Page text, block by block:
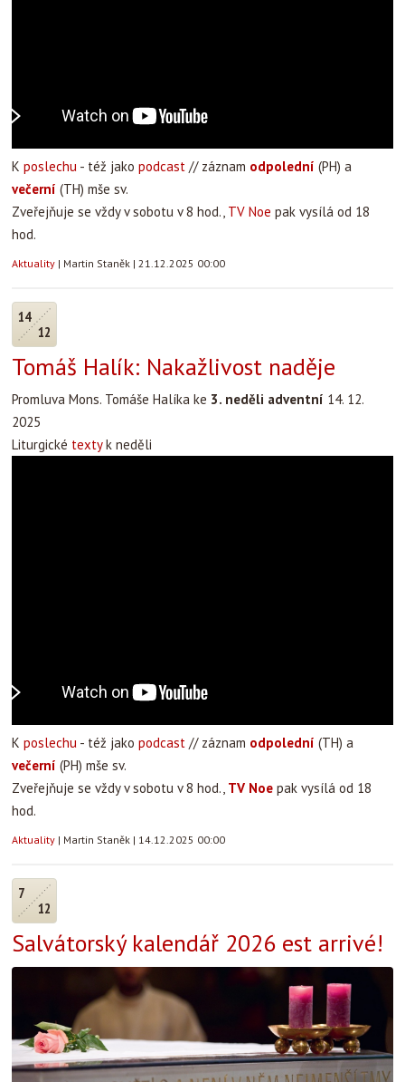
K poslechu - též jako podcast // záznam odpolední (PH) a
večerní (TH) mše sv.
Zveřejňuje se vždy v sobotu v 8 hod., TV Noe pak vysílá od 18
hod.
Aktuality | Martin Staněk | 21.12.2025 00:00
14
12
Tomáš Halík: Nakažlivost naděje
Promluva Mons. Tomáše Halíka ke 3. neděli adventní 14. 12.
2025
Liturgické textyk neděli
K poslechu - též jako podcast // záznam odpolední (TH) a
večerní (PH) mše sv.
Zveřejňuje se vždy v sobotu v 8 hod., TV Noe pak vysílá od 18
hod.
Aktuality | Martin Staněk | 14.12.2025 00:00
7
12
Salvátorský kalendář 2026 est arrivé!